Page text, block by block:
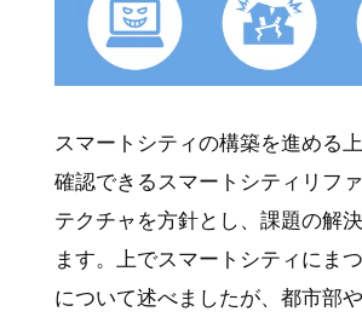
スマートシティの構築を進める
確認できるスマートシティリフ
テクチャを方針とし、課題の解
ます。上でスマートシティにま
について述べましたが、都市部